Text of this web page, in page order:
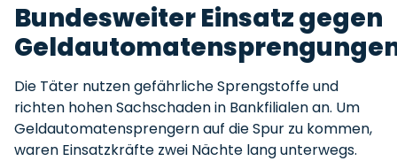
Bundesweiter Einsatz gegen
Die Täter nutzen gefährliche Sprengstoffe und
richten hohen Sachschaden in Bankfilialen an. Um
Geldautomatensprengern auf die Spur zu kommen,
waren Einsatzkräfte zwei Nächte lang unterwegs.